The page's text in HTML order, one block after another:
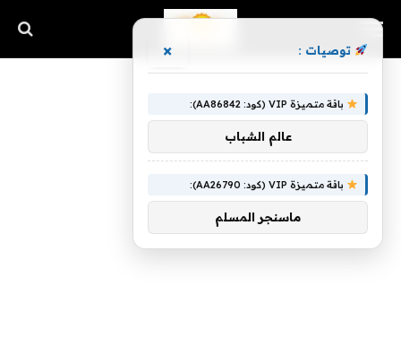
توصيات : ×
باقة متميزة VIP (كود: AA86842):
عالم الشباب
باقة متميزة VIP (كود: AA26790):
ماسنجر المسلم